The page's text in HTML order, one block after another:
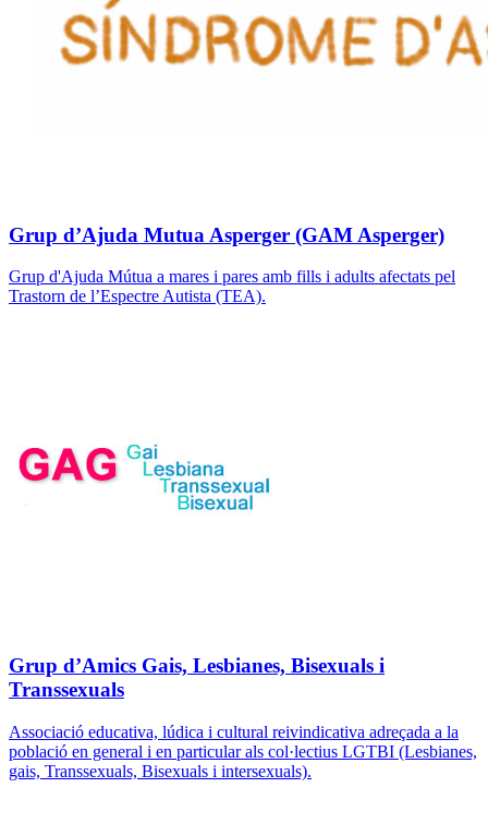
Grup d’Ajuda Mutua Asperger (GAM Asperger)
Grup d'Ajuda Mútua a mares i pares amb fills i adults afectats pel
Trastorn de l’Espectre Autista (TEA).
Grup d’Amics Gais, Lesbianes, Bisexuals i
Transsexuals
Associació educativa, lúdica i cultural reivindicativa adreçada a la
població en general i en particular als col·lectius LGTBI (Lesbianes,
gais, Transsexuals, Bisexuals i intersexuals).